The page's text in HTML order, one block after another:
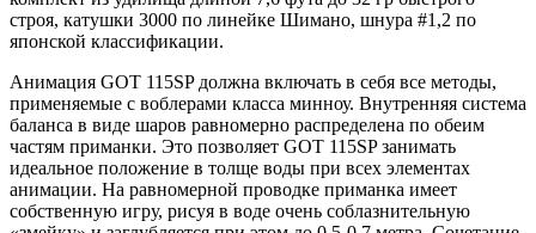
строя, катушки 3000 по линейке Шимано, шнура #1,2 по
японской классификации.
Анимация GOT 115SP должна включать в себя все методы,
применяемые с воблерами класса минноу. Внутренняя система
баланса в виде шаров равномерно распределена по обеим
частям приманки. Это позволяет GOT 115SP занимать
идеальное положение в толще воды при всех элементах
анимации. На равномерной проводке приманка имеет
собственную игру, рисуя в воде очень соблазнительную